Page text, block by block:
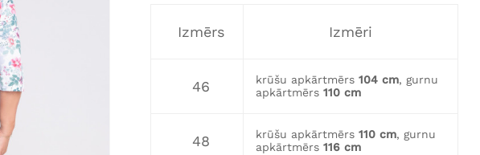
Izmērs Izmēri
46 krūšu apkārtmērs 104 cm, gurnu
apkārtmērs 110 cm
48 krūšu apkārtmērs 110 cm, gurnu
apkārtmērs 116 cm